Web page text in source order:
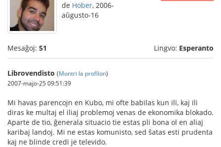
de Hober, 2006-
aŭgusto-16
Mesaĝoj: 51 Lingvo: Esperanto
Librovendisto (Montri la profilon)
2007-majo-25 09:51:39
Mi havas parencojn en Kubo, mi ofte babilas kun ili, kaj ili
diras ke multaj el iliaj problemoj venas de ekonomika blokado.
Aparte de tio, ĝenerala situacio tie estas pli bona ol en aliaj
karibaj landoj. Mi ne estas komunisto, sed ŝatas esti prudenta
kaj ne blinde credi je televido.